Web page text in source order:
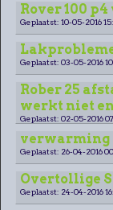
Rover 100
Geplaatst: 10-05-2016
Geplaatst: 03-05-2016
Rober 25
werkt niet
Geplaatst: 02-05-2016
verwarming
Geplaatst: 26-04-2016
Overtollige
Geplaatst: 24-04-2016